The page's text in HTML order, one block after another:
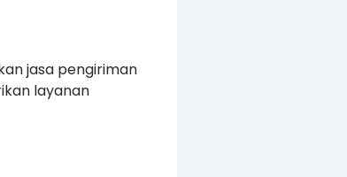
jasa pengiriman
layanan